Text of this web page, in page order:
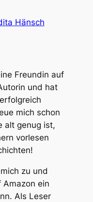
Hänsch
Freundin auf
und hat
mich schon
alt genug ist,
vorlesen
zu und
Amazon ein
Als Leser